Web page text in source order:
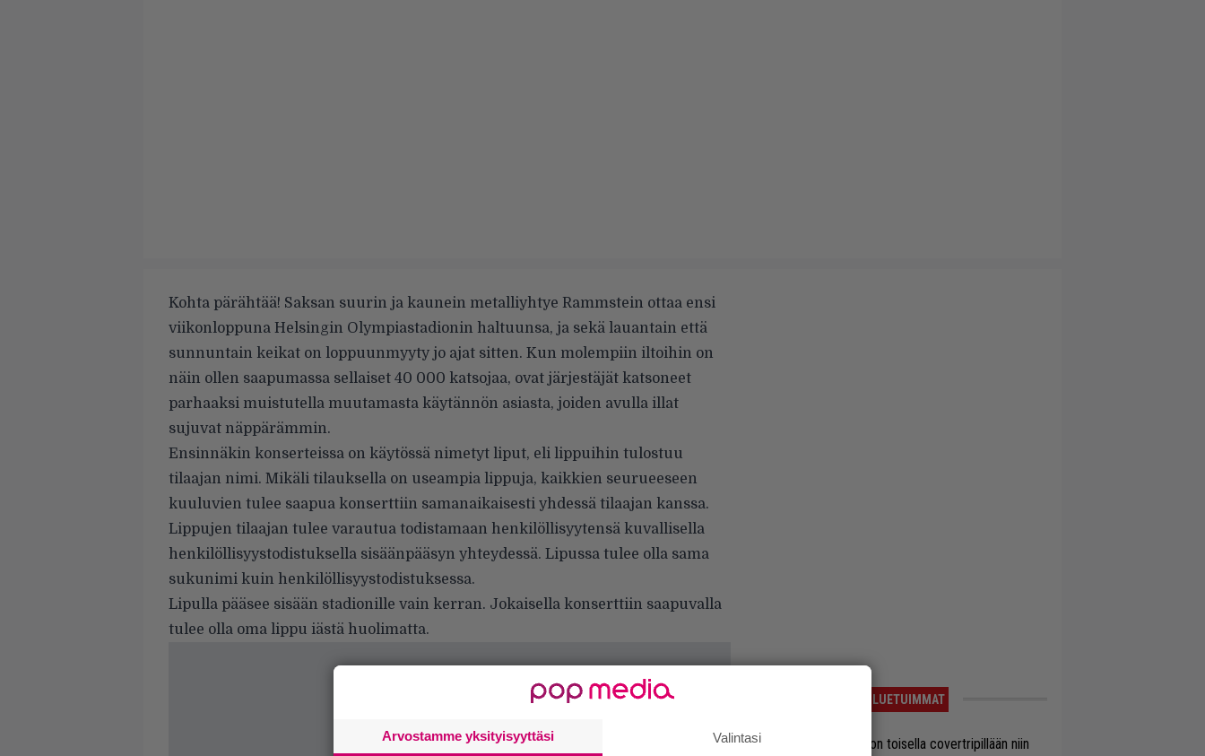
Kohta pärähtää! Saksan suurin ja kaunein metalliyhtye Rammstein ottaa ensi
viikonloppuna Helsingin Olympiastadionin haltuunsa, ja sekä lauantain että
sunnuntain keikat on loppuunmyyty jo ajat sitten. Kun molempiin iltoihin on
näin ollen saapumassa sellaiset 40 000 katsojaa, ovat järjestäjät katsoneet
parhaaksi muistutella muutamasta käytännön asiasta, joiden avulla illat
sujuvat näppärämmin.
Ensinnäkin konserteissa on käytössä nimetyt liput, eli lippuihin tulostuu
tilaajan nimi. Mikäli tilauksella on useampia lippuja, kaikkien seurueeseen
kuuluvien tulee saapua konserttiin samanaikaisesti yhdessä tilaajan kanssa.
Lippujen tilaajan tulee varautua todistamaan henkilöllisyytensä kuvallisella
henkilöllisyystodistuksella sisäänpääsyn yhteydessä. Lipussa tulee olla sama
sukunimi kuin henkilöllisyystodistuksessa.
Lipulla pääsee sisään stadionille vain kerran. Jokaisella konserttiin saapuvalla
tulee olla oma lippu iästä huolimatta.
LUETUIMMAT
Arvio: Saimaa on toisella covertripillään niin
Arvostamme yksityisyyttäsi Valintasi